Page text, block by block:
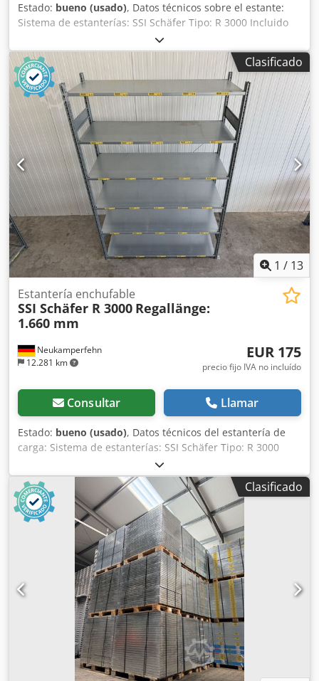
Estado: bueno (usado), Datos técnicos sobre el estante:
Sistema de estanterías: SSI Schäfer Tipo: R 3000 Incluido
en el suministro: Cedpfx Aisy Ex Rleierf Estantes, usados
Color del material: galvanizado Sendzimir Ancho total:
aprox. 994 mm Profundidad total: aprox. 594 mm Para
profundidad de bastidor: aprox. 600 mm Altura: aprox. 30
mm Peso por unidad: aprox. 5,16 kg Sus personas de
contacto en nuestra empresa: Sr. Andre Evering Sr. Mario
Klöver Sr. Falk Deutsch Información general sobre el
artículo: Este artículo solo se ofrece para recogida. Si se
desea un transporte o envío, esto conlleva costes
adicionales, que pueden consultarse dependiendo del
destino o el alcance de la entrega.
Clasificado
1 / 13
Neukamperfehn
12.281 km
Estantería enchufable
SSI Schäfer R 3000 Regallänge:
1.660 mm
EUR 175
precio fijo IVA no incluído
Consultar Llamar
Estado: bueno (usado), Datos técnicos del estantería de
carga: Sistema de estanterías: SSI Schäfer Tipo: R 3000
Datos técnicos de la instalación: Número de filas de
estantería: 01 ud. Longitud de estantería: 1.660 mm
Número de módulos por fila de estantería: 01 ud. Incluido
en el alcance de suministro: 02x bastidores para estantería
de carga, usados Color material: galvanizado sendzimir
Ejecución: ranurado Paso de ajuste: 26,5 | 26,5 mm Perfil
de bastidor: 31 x 60 x 0,88 mm Peso por pieza: aprox. 8,92
kg Incl. refuerzo diagonal y placas base (Los bastidores se
entregan premontados) Altura: 2.490 mm Fondo: 600 mm
06x estantes, usados Color material: galvanizado sendzimir
Para profundidad de bastidor: aprox. 600 mm Ancho total:
aprox. 1.600 mm Fondo total: aprox. 594 mm Altura: aprox.
30 mm Peso por pieza: aprox. 8,12 kg Carga máxima por
estante 75 kg, con carga uniformemente distribuida. 24x
soportes de estante, usados Apropiados para bastidores
Clasificado